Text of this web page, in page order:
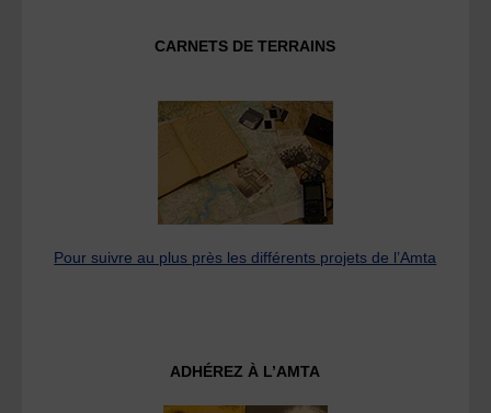
CARNETS DE TERRAINS
Pour suivre au plus près les différents projets de l’Amta
ADHÉREZ À L’AMTA